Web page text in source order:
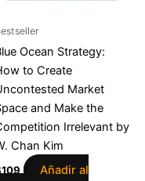
Ocean Strategy:
to Create
Market
and Make the
Irrelevant by
Chan Kim
109
Añadir al